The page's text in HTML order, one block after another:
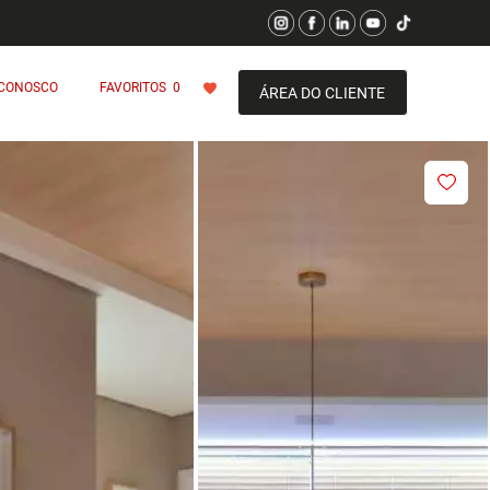
FAVORITOS 0 ÁREA DO CLIENTE